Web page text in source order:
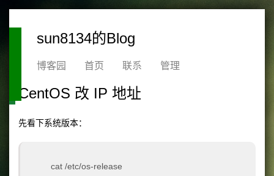
sun8134的Blog
博客园 首页 联系 管理
CentOS 改 IP 地址
先看下系统版本：
cat /etc/os-release